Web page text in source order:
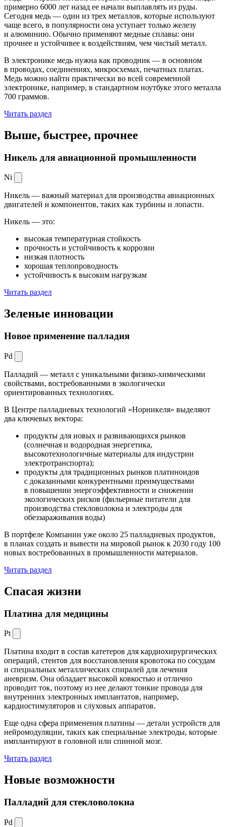
примерно 6000 лет назад ее начали выплавлять из руды.
Сегодня медь — один из трех металлов, которые используют
чаще всего, в популярности она уступает только железу
и алюминию. Обычно применяют медные сплавы: они
прочнее и устойчивее к воздействиям, чем чистый металл.
В электронике медь нужна как проводник — в основном
в проводах, соединениях, микросхемах, печатных платах.
Медь можно найти практически во всей современной
электронике, например, в стандартном ноутбуке этого металла
700 граммов.
Читать раздел
Выше, быстрее, прочнее
Никель для авиационной промышленности
Ni
Никель — важный материал для производства авиационных
двигателей и компонентов, таких как турбины и лопасти.
Никель — это:
высокая температурная стойкость
прочность и устойчивость к коррозии
низкая плотность
хорошая теплопроводность
устойчивость к высоким нагрузкам
Читать раздел
Зеленые инновации
Новое применение палладия
Pd
Палладий — металл с уникальными физико-химическими
свойствами, востребованными в экологически
ориентированных технологиях.
В Центре палладиевых технологий «Норникеля» выделяют
два ключевых вектора:
продукты для новых и развивающихся рынков
(солнечная и водородная энергетика,
высокотехнологичные материалы для индустрии
электротранспорта);
продукты для традиционных рынков платиноидов
с доказанными конкурентными преимуществами
в повышении энергоэффективности и снижении
экологических рисков (фильерные питатели для
производства стекловолокна и электроды для
обеззараживания воды)
В портфеле Компании уже около 25 палладиевых продуктов,
в планах создать и вывести на мировой рынок к 2030 году 100
новых востребованных в промышленности материалов.
Читать раздел
Спасая жизни
Платина для медицины
Pt
Платина входит в состав катетеров для кардиохирургических
операций, стентов для восстановления кровотока по сосудам
и специальных металлических спиралей для лечения
аневризм. Она обладает высокой ковкостью и отлично
проводит ток, поэтому из нее делают тонкие провода для
внутренних электронных имплантатов, например,
кардиостимуляторов и слуховых аппаратов.
Еще одна сфера применения платины — детали устройств для
нейромодуляции, таких как специальные электроды, которые
имплантируют в головной или спинной мозг.
Читать раздел
Новые возможности
Палладий для стекловолокна
Pd